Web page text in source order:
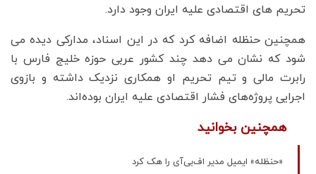
تحریم های اقتصادی علیه ایران وجود دارد.
همچنین حنظله اضافه کرد که در این اسناد، مدارکی دیده می‌
شود که نشان می‌ دهد چند کشور عربی حوزه خلیج فارس با
رابرت مالی و تیم تحریم او همکاری نزدیک داشته و بازوی
اجرایی پروژه‌های فشار اقتصادی علیه ایران بوده‌اند.
همچنین بخوانید
«حنظله» ایمیل مدیر اف‌بی‌آی را هک کرد